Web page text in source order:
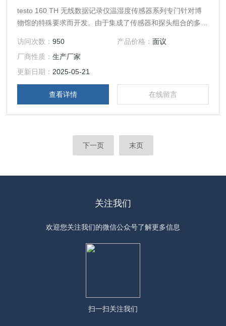
testo 160 TH 无线数据记录仪温湿度传感器系列专门针对博
物馆的特殊要求而开发。由于集成了传感器和探头组合的多功
据记录仪的操作和编程非常简单，可直接通过德图云完成。
访问次数：950 产品价格： 面议
厂商性质：生产厂家
更新日期： 2025-05-21
查看详情 在线留言
下一页 末页
关注我们
欢迎您关注我们的微信公众号了解更多信息
扫一扫关注我们